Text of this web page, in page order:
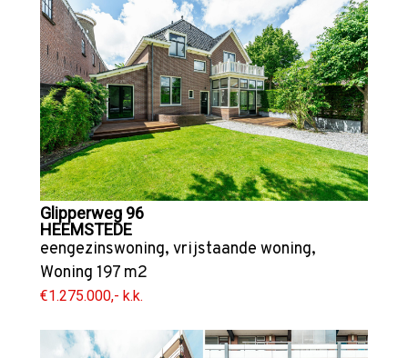
Glipperweg 96
HEEMSTEDE
eengezinswoning, vrijstaande woning,
Woning 197 m2
€1.275.000,- k.k.